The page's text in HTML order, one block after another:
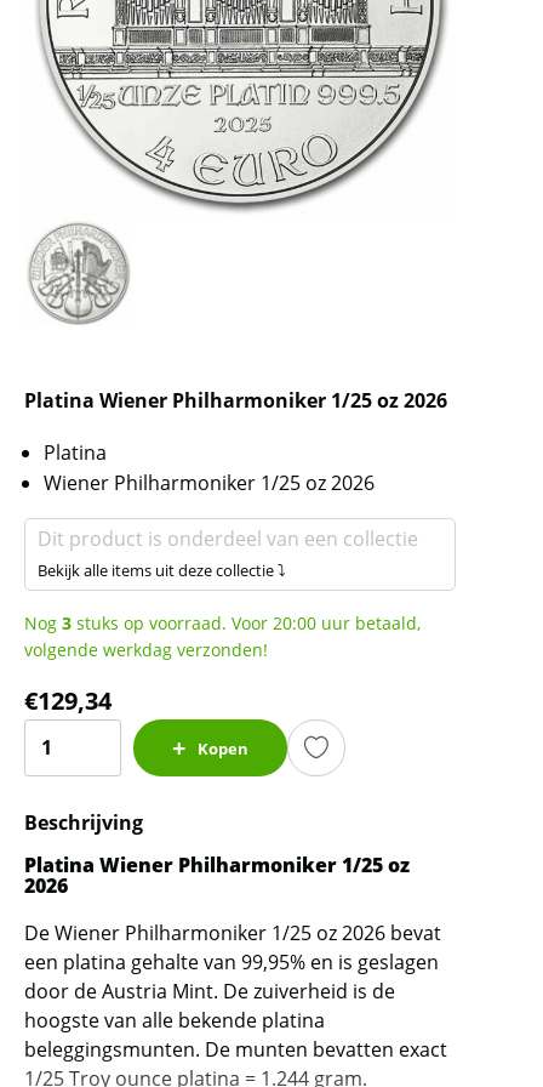
Platina Wiener Philharmoniker 1/25 oz 2026
Platina
Wiener Philharmoniker 1/25 oz 2026
Dit product is onderdeel van een collectie
Bekijk alle items uit deze collectie ⤵
Nog 3 stuks op voorraad. Voor 20:00 uur betaald,
volgende werkdag verzonden!
€129,34
Wiener
1/25
oz
2026
Kopen
Beschrijving
Platina Wiener Philharmoniker 1/25 oz
2026
De Wiener Philharmoniker 1/25 oz 2026 bevat
een platina gehalte van 99,95% en is geslagen
door de Austria Mint. De zuiverheid is de
hoogste van alle bekende platina
beleggingsmunten. De munten bevatten exact
1/25 Troy ounce platina = 1.244 gram.